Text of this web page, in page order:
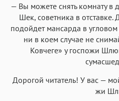
— Вы можете снять комнату в
Шек, советника в
подойдет мансарда в
ни в коем случае не
Ковчеге» у госпожи
Дорогой читатель! У вас —
жи